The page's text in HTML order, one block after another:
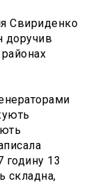
Свириденко
доручив
годину 13
складна,